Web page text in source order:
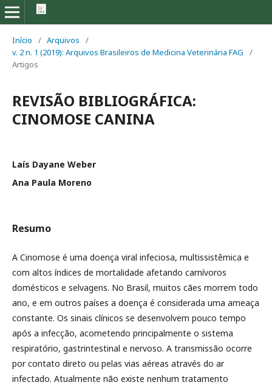
Início / Arquivos
/
v. 2 n. 1 (2019): Arquivos Brasileiros de Medicina Veterinária FAG
/
Artigos
REVISÃO BIBLIOGRÁFICA:
CINOMOSE CANINA
Laís Dayane Weber
Ana Paula Moreno
Resumo
A Cinomose é uma doença viral infeciosa, multissistêmica e
com altos índices de mortalidade afetando carnívoros
domésticos e selvagens. No Brasil, muitos cães morrem todo
ano, e em outros países a doença é considerada uma ameaça
constante. Os sinais clínicos se desenvolvem pouco tempo
após a infecção, acometendo principalmente o sistema
respiratório, gastrintestinal e nervoso. A transmissão ocorre
por contato direto ou pelas vias aéreas através do ar
infectado. Atualmente não existe nenhum tratamento